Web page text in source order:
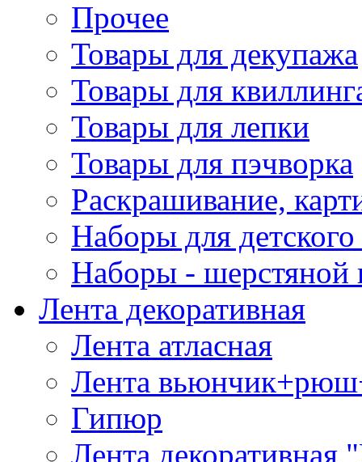
Прочее
Товары для декупажа
Товары для
Товары для лепки
Товары для пэчворка
Раскрашивание,
Наборы для
Наборы - шерстяной
Лента декоративная
Лента атласная
Лента
Гипюр
Лента декоративная